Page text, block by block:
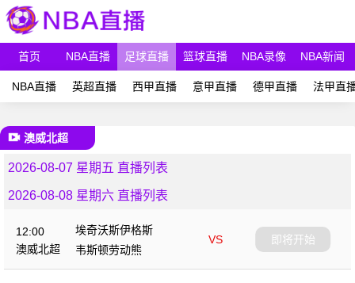
首页 NBA直播 足球直播 篮球直播 NBA录像 NBA新闻
NBA直播 英超直播 西甲直播 意甲直播 德甲直播 法甲直
澳威北超
2026-08-07 星期五 直播列表
2026-08-08 星期六 直播列表
12:00
澳威北超
埃奇沃斯伊格斯
VS
韦斯顿劳动熊
即将开始